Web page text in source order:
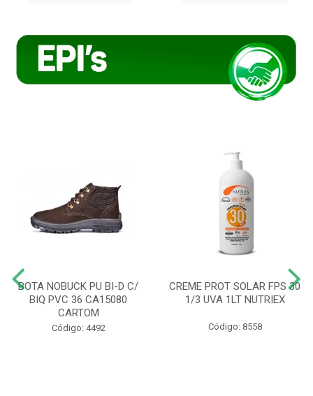
BOTA NOBUCK PU BI-D C/
BIQ PVC 36 CA15080
CARTOM
Código: 4492
CREME PROT SOLAR FPS 30
1/3 UVA 1LT NUTRIEX
Código: 8558